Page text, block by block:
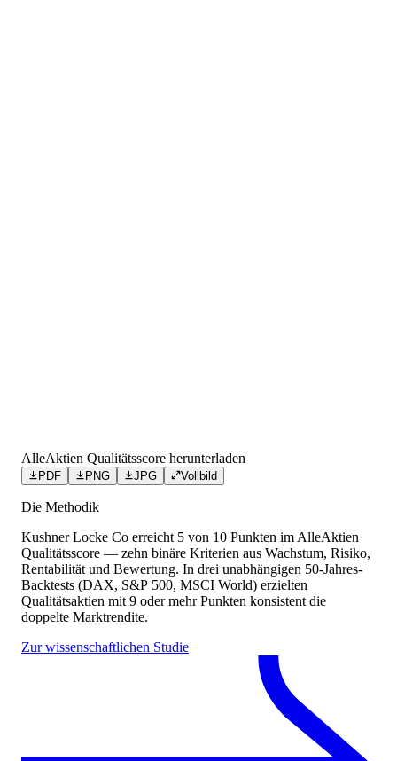
AlleAktien Qualitätsscore herunterladen
PDF PNG JPG Vollbild
Die Methodik
Kushner Locke Co erreicht 5 von 10 Punkten im AlleAktien
Qualitätsscore — zehn binäre Kriterien aus Wachstum, Risiko,
Rentabilität und Bewertung. In drei unabhängigen 50-Jahres-
Backtests (DAX, S&P 500, MSCI World) erzielten
Qualitätsaktien mit 9 oder mehr Punkten konsistent die
doppelte Marktrendite.
Zur wissenschaftlichen Studie